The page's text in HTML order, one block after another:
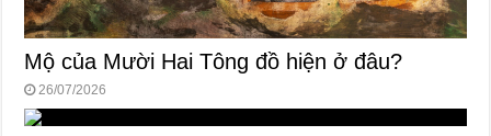
Mộ của Mười Hai Tông đồ hiện ở đâu?
26/07/2026